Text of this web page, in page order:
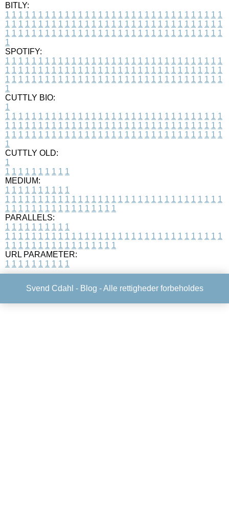
BITLY:
1 1 1 1 1 1 1 1 1 1 1 1 1 1 1 1 1 1 1 1 1 1 1 1 1 1 1 1 1 1 1 1 1
1 1 1 1 1 1 1 1 1 1 1 1 1 1 1 1 1 1 1 1 1 1 1 1 1 1 1 1 1 1 1 1 1
1 1 1 1 1 1 1 1 1 1 1 1 1 1 1 1 1 1 1 1 1 1 1 1 1 1 1 1 1 1 1 1 1
1
SPOTIFY:
1 1 1 1 1 1 1 1 1 1 1 1 1 1 1 1 1 1 1 1 1 1 1 1 1 1 1 1 1 1 1 1 1
1 1 1 1 1 1 1 1 1 1 1 1 1 1 1 1 1 1 1 1 1 1 1 1 1 1 1 1 1 1 1 1 1
1 1 1 1 1 1 1 1 1 1 1 1 1 1 1 1 1 1 1 1 1 1 1 1 1 1 1 1 1 1 1 1 1
1
CUTTLY BIO:
1
1 1 1 1 1 1 1 1 1 1 1 1 1 1 1 1 1 1 1 1 1 1 1 1 1 1 1 1 1 1 1 1 1
1 1 1 1 1 1 1 1 1 1 1 1 1 1 1 1 1 1 1 1 1 1 1 1 1 1 1 1 1 1 1 1 1
1 1 1 1 1 1 1 1 1 1 1 1 1 1 1 1 1 1 1 1 1 1 1 1 1 1 1 1 1 1 1 1 1
1
CUTTLY OLD:
1
1 1 1 1 1 1 1 1 1 1
MEDIUM:
1 1 1 1 1 1 1 1 1 1
1 1 1 1 1 1 1 1 1 1 1 1 1 1 1 1 1 1 1 1 1 1 1 1 1 1 1 1 1 1 1 1 1
1 1 1 1 1 1 1 1 1 1 1 1 1 1 1 1 1
PARALLELS:
1 1 1 1 1 1 1 1 1 1
1 1 1 1 1 1 1 1 1 1 1 1 1 1 1 1 1 1 1 1 1 1 1 1 1 1 1 1 1 1 1 1 1
1 1 1 1 1 1 1 1 1 1 1 1 1 1 1 1 1
URL PARAMETER:
1 1 1 1 1 1 1 1 1 1
Svend Cdahl - Blog - Alle rettigheder forbeholdes